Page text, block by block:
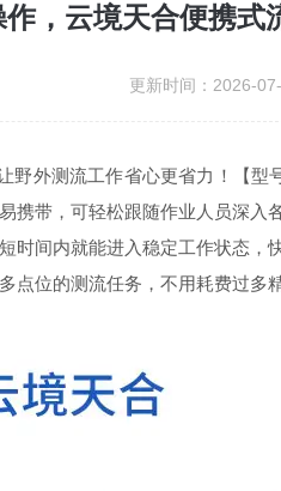
，云境天合便携式
更新时间：2026-
野外测流工作省心更省力！【
携带，可轻松跟随作业人员深
时间内就能进入稳定工作状态
位的测流任务，不用耗费过多